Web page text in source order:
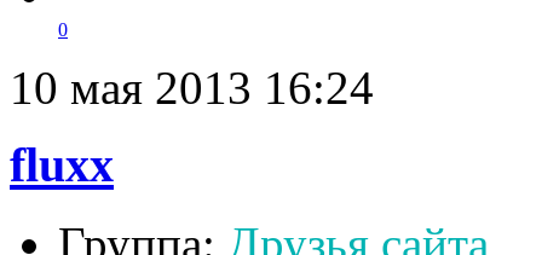
0
10 мая 2013 16:24
fluxx
Группа: Друзья сайта